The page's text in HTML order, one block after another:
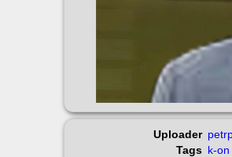
Uploader
Tags k-on